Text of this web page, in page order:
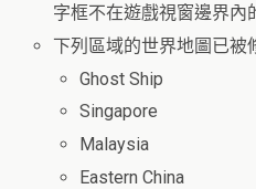
字框不在遊戲視窗邊界內
下列區域的世界地圖已被
Ghost Ship
Singapore
Malaysia
Eastern China